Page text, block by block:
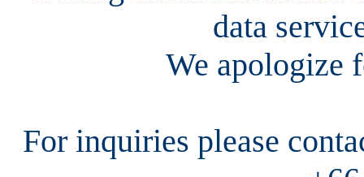
data
We apologize
For inquiries please